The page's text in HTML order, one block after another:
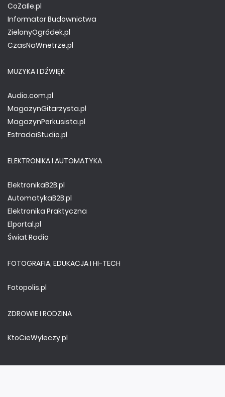
CoZaIle.pl
Informator Budownictwa
ZielonyOgródek.pl
CzasNaWnetrze.pl
MUZYKA I DŹWIĘK
Audio.com.pl
MagazynGitarzysta.pl
MagazynPerkusista.pl
EstradaiStudio.pl
ELEKTRONIKA I AUTOMATYKA
ElektronikaB2B.pl
AutomatykaB2B.pl
Elektronika Praktyczna
Elportal.pl
Świat Radio
FOTOGRAFIA, EDUKACJA I HI-TECH
Fotopolis.pl
ZDROWIE I RODZINA
KtoCieWyleczy.pl